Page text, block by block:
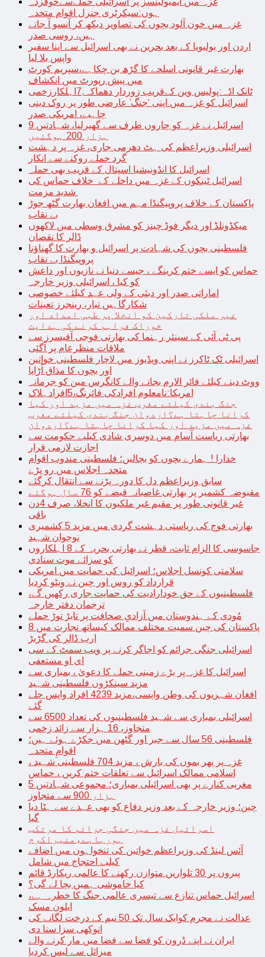
ہوں:سیکرٹری جنرل اقوام متحدہ
غزہ میں خون آلود بچوں کی تصاویر دیکھ کر آنسو آ جاتے
ہیں، روسی صدر
اردن اور بولیویا کے بعد بحرین نے بھی اسرائیل سے اپنا سفیر
واپس بلا لیا
بھارت غیر قانونی اسلحے کا گڑھ بن چکاہے،سپریم کورٹ
میں پیش رپورٹ میں انکشاف
ٹانک اڈہ:پولیس وین کےقریب زوردار دھماکہ,7اہلکارزخمی
اسرائیل کو غزہ میں اپنی ‘جنگ’ عارضی طور پر روک دینی
چاہیے، امریکی صدر
اسرائیل نے غزہ کو چاروں طرف سے گھیرلیا، شہادتیں 9
ہزار 200 ہوگئیں
اسرائیلی وزیراعظم کی ہٹ دھرمی جاری، غزہ پر دہشت
گرد حملے روکنے سے انکار
اسرائیل کا انڈونیشیا اسپتال کے قریب بھی حملہ
اسرائیل ٹینکوں کے غزہ میں داخلے کے خلاف حماس کی
پاکستان کے خلاف پروپیگنڈا مہم میں افغان بھارت گٹھ جوڑ
بے نقاب
میکڈونلڈ اور دیگر فوڈ چینز کو مشرق وسطی میں لاکھوں
ڈالر کا نقصان
فلسطینی بچوں کی شہادت پر اسرائیل و بھارت کا گھناؤنا
پروپیگنڈا بے نقاب
حماس کو ایسے ختم کرینگے ، جیسے دنیا نے نازیوں اور داعش
کو کیا ، اسرائیلی وزیر خارجہ
اماراتی صدر اور دبئی کے ولی عہد کیلئے خصوصی
شکارگاہیں تیار، رینجرز تعینات
غیر ملکی تارکین کو انخلا پر طبی امداد اور
خوراک فراہم کرنے کی ہدایت
پی ٹی آئی کے سینئر رہنما کی بھارتی فوجی آفیسرز سے
ملاقات منظرعام پر آگئی
اسرائیلی ٹک ٹاکرز نے اپنی ویڈیوز میں لاچار فلسطینی خواتین
اور بچوں کا مذاق اُڑایا
ووٹ دینے کیلئے فائر الارم بجانے والے کانگرس مین کو جرمانہ
امریکا:نامعلوم افرادکی فائرنگ،5افرادہلاک
جنگ بندی کیلئے مغرب غزہ میں مزید اور کیا
کرانا چاہتا ہے؟اردوان جنگ بندی کیلئے مغرب
غزہ میں مزید اور کیا کرانا چاہتا ہے؟اردوان
بھارتی ریاست آسام میں دوسری شادی کیلیے حکومت سے
اجازت لازمی قرار
خدارا ! ہمارے بچوں کو بچالیں؛ فلسطینی مندوب اقوام
متحدہ اجلاس میں رو پڑے
سابق وزیراعظم دل کا دورہ پڑنے سے انتقال کرگئے
مقبوضہ کشمیر پر بھارتی غاصبانہ قبضے کو 76 سال ہوگئے
غیر قانونی طور پر مقیم غیر ملکیوں کا انخلا، صرف 4دن
باقی
بھارتی فوج کی ریاستی دہشت گردی میں مزید 5 کشمیری
نوجوان شہید
جاسوسی کا الزام ثابت، قطر نے بھارتی بحریہ کے 8 اہلکاروں
کو سزائے موت سنادی
سلامتی کونسل اجلاس؛ اسرائیل کی حمایت میں امریکی
قرارداد کو روس اور چین نے ویٹو کردیا
فلسطینیوں کے حق خودارادیت کی حمایت جاری رکھیں گے،
ترجمان دفتر خارجہ
مُودی کے ہندوستان میں آزادیِ صحافت پر تابڑ توڑ حملے
پاکستان کی چین سمیت مختلف ممالک کیساتھ تجارت میں 8
ارب ڈالر کی گڑبڑ
اسرائیلی جنگی جرائم کو اجاگر کرنے پر ویب سمٹ کے سی
ای او مستعفی
اسرائیل کا غزہ پر بڑے زمینی حملے کا دعویٰ ، بمباری سے
مزید سینکڑوں فلسطینی شہید
افغان شہریوں کی وطن واپسی،مزید 4239 افراد واپس چلے
گئے
اسرائیلی بمباری سے شہید فلسطینیوں کی تعداد 6500 سے
متجاوز، 16 ہزار سے زائد زخمی
فلسطینی 56 سال سے جبر اور گٹھن میں جکڑے ہوئے ہیں؛
اقوامِ متحدہ
غزہ پر پھر بموں کی بارش ، مزید 704 فلسطینی شہید ،
اسلامی ممالک اسرائیل سے تعلقات ختم کریں ، حماس
مغربی کنارے پر بھی اسرائیلی بمباری؛ مجموعی شہادتیں 5
ہزار 900 سے متجاوز
چین؛ وزیر خارجہ کے بعد وزیر دفاع کو بھی عہدے سے ہٹا دیا
گیا
اسرائیل غزہ میں جنگی جرائم کا مرتکب
ہورہاہے،منیراکرم
آئس لینڈ کی وزیراعظم خواتین کی تنخواہوں میں اضافے
کیلیے احتجاج میں شامل
پیروں پر 30 تلواریں متوازن رکھنے کا عالمی ریکارڈ قائم
کیا خاموشی ہمیں بچا لے گی؟
اسرائیل حماس تنازع سے تیسری عالمی جنگ کا خطرہ ہے،
ایلون مسک
عدالت نے مجرم کوایک سال تک 50 نیم کے درخت لگانے کی
انوکھی سزا سنا دی
ایران نے اپنے ڈرون کو فضا سے فضا میں مار کرنے والے
میزائل سے لیس کردیا